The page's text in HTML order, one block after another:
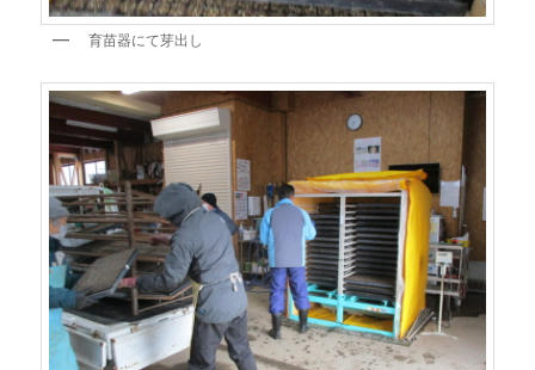
育苗器にて芽出し